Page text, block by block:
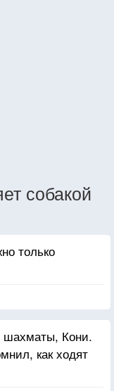
собакой
только
шахматы, Кони.
как ходят